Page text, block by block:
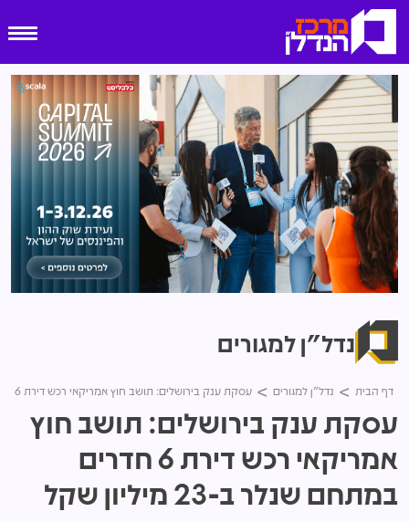
נדל"ן למגורים
דף הבית נדל"ן למגורים עסקת ענק בירושלים: תושב חוץ אמריקאי רכש דירת 6 חדרים במתחם שנלר ב-23 מיליון שקל
עסקת ענק בירושלים: תושב חוץ
אמריקאי רכש דירת 6 חדרים
במתחם שנלר ב-23 מיליון שקל